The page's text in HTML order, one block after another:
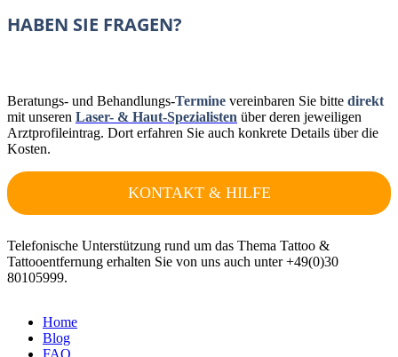
HABEN SIE FRAGEN?
Beratungs- und Behandlungs-Termine vereinbaren Sie bitte direkt
mit unseren Laser- & Haut-Spezialisten über deren jeweiligen
Arztprofileintrag. Dort erfahren Sie auch konkrete Details über die
Kosten.
KONTAKT & HILFE
Telefonische Unterstützung rund um das Thema Tattoo &
Tattooentfernung erhalten Sie von uns auch unter +49(0)30
80105999.
Home
Blog